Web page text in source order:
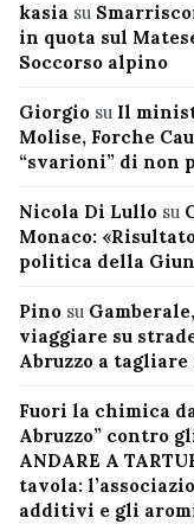
kasia su
in quota sul
Soccorso alpino
Giorgio su Il
Molise, Forche
“svarioni” di non
Nicola Di Lullo su
Monaco:
politica della
Pino su
viaggiare su
Abruzzo a
Fuori la chimica
Abruzzo” contro
ANDARE A
tavola:
additivi e gli